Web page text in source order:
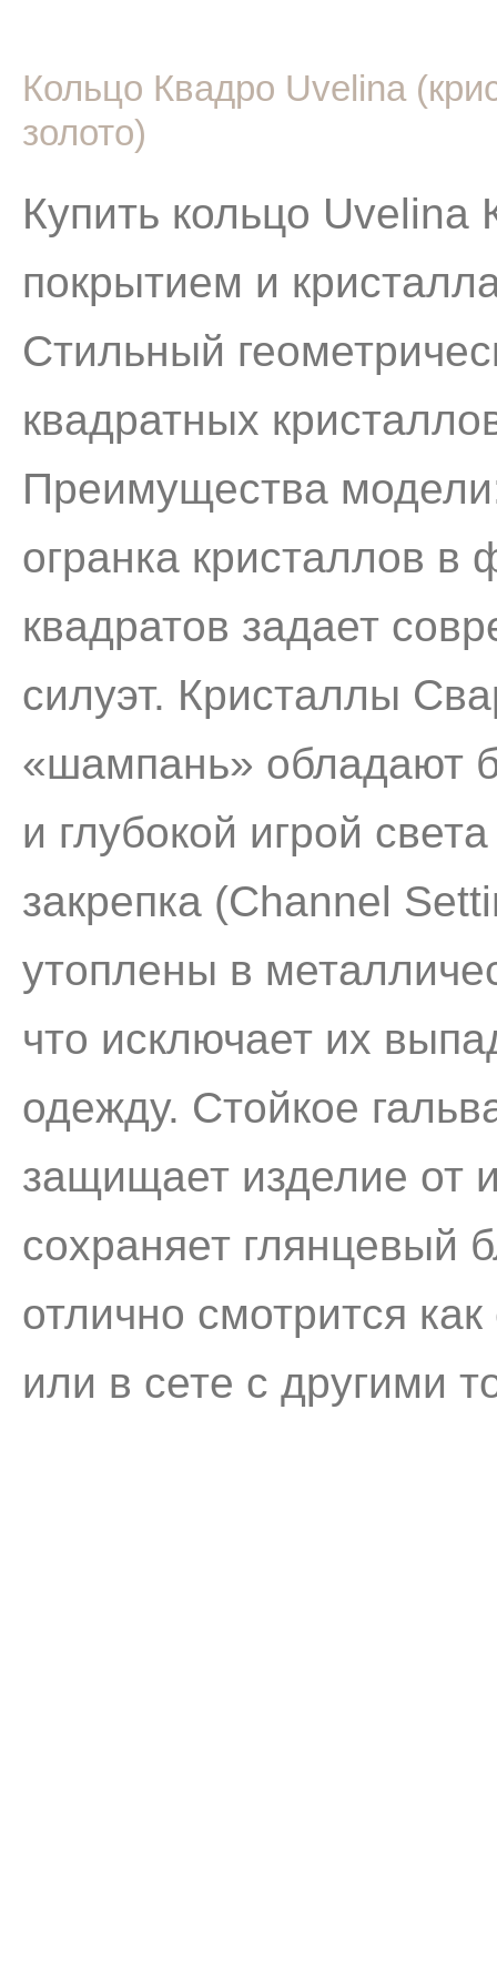
Кольцо Квадро Uvelina
золото)
Купить кольцо Uvelina
покрытием и
Стильный
квадратных
Преимущества
огранка кристаллов
квадратов задает
силуэт. Кристаллы
«шампань» обладают
и глубокой игрой
закрепка (Channel
утоплены в
что исключает их
одежду. Стойкое
защищает изделие от
сохраняет глянцевый
отлично смотрится
или в сете с другими